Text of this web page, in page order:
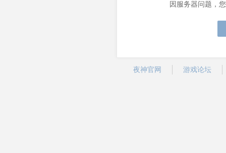
因服务器问题，
夜神官网 游戏论坛